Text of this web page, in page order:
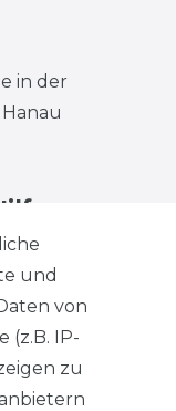
und
von
(z.B. IP-
zu
in der